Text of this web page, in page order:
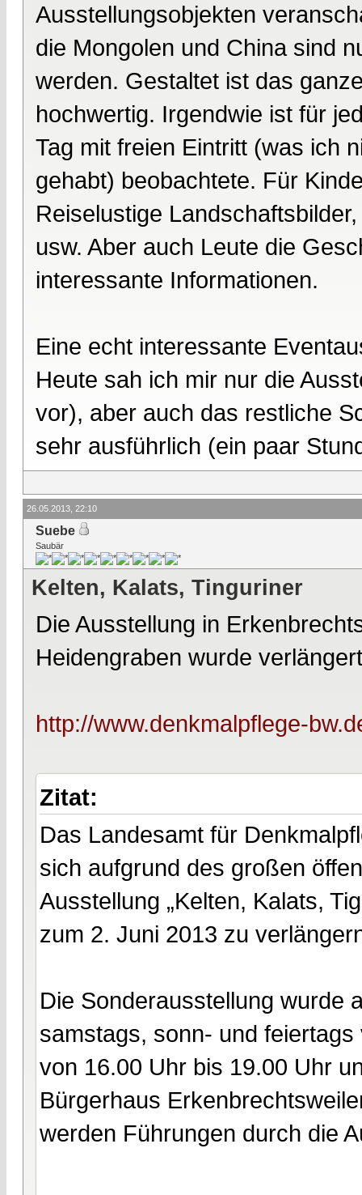
Ausstellungsobjekten
die Mongolen und China sind
werden. Gestaltet ist das
hochwertig. Irgendwie ist für
Tag mit freien Eintritt (was ich
gehabt) beobachtete. Für
Reiselustige
usw. Aber auch Leute die
interessante Informationen.
Eine echt interessante
Heute sah ich mir nur die
vor), aber auch das restliche
sehr ausführlich (ein paar
26.05.2013, 22:10
Suebe
Saubär
Kelten, Kalats, Tinguriner
Die Ausstellung in
Heidengraben wurde
http://www.denkmalpflege-
Zitat:
Das Landesamt für
sich aufgrund des großen
Ausstellung „Kelten, Kalats,
zum 2. Juni 2013 zu
Die Sonderausstellung wurde
samstags, sonn- und
von 16.00 Uhr bis 19.00 Uhr
Bürgerhaus
werden Führungen durch die